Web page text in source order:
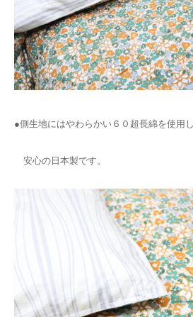
●側生地にはやわらかい６０超長綿を使用し
安心の日本製です。